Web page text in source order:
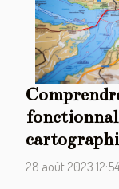
28 août 2023 12:54